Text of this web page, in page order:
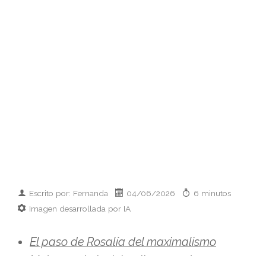
Escrito por: Fernanda 04/06/2026
6 minutos
Imagen desarrollada por IA
El paso de Rosalía del maximalismo